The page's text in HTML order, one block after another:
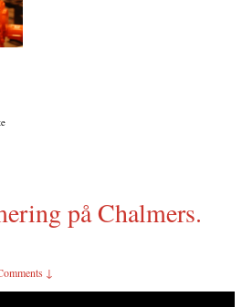
på Chalmers.
↓